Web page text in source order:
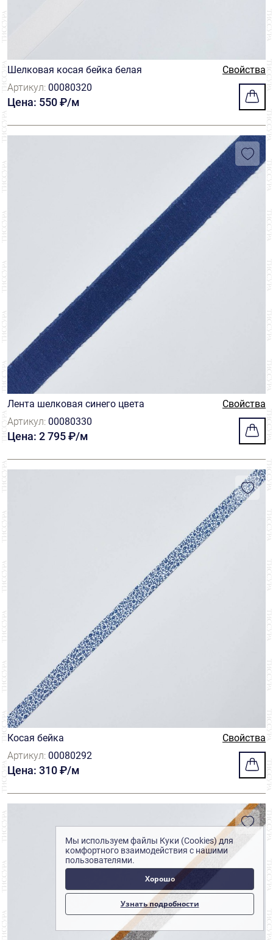
Шелковая косая бейка белая
Свойства
Артикул: 00080320
Цена: 550 ₽/м
Лента шелковая синего цвета
Свойства
Артикул: 00080330
Цена: 2 795 ₽/м
Косая бейка
Свойства
Артикул: 00080292
Цена: 310 ₽/м
Мы используем файлы Куки (Cookies) для
комфортного взаимодействия с нашими
пользователями.
Хорошо
Узнать подробности